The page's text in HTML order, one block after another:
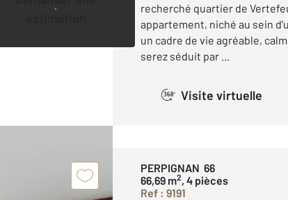
recherché quartier de
appartement, niché au sein
un cadre de vie agréable,
serez séduit par ...
360° Visite virtuelle
PERPIGNAN 66
66,69 m2, 4 pièces
Ref : 9191